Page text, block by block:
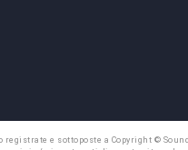
e sottoposte a Copyright ©